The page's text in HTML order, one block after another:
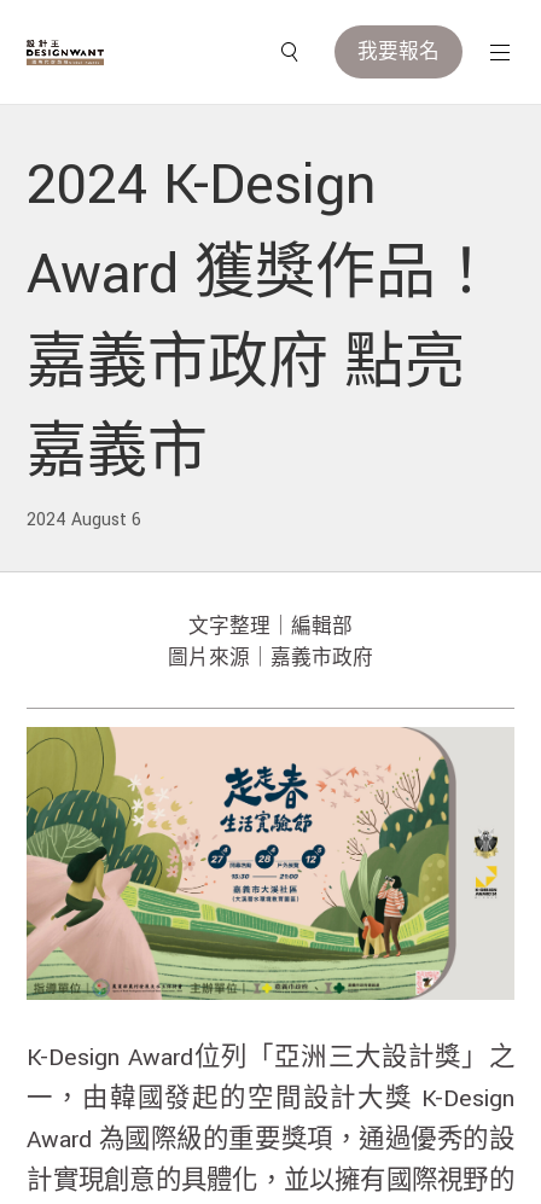
我要報名
2024 K-Design
Award 獲獎作品！
嘉義市政府 點亮
嘉義市
2024 August 6
文字整理｜編輯部
圖片來源｜嘉義市政府
K-Design Award位列「亞洲三大設計獎」之
一，由韓國發起的空間設計大獎 K-Design
Award 為國際級的重要獎項，通過優秀的設
計實現創意的具體化，並以擁有國際視野的